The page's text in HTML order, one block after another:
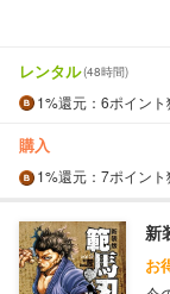
レンタル(48時間)
1%還元 ：6ポイン
購入
1%還元 ：7ポイン
新
お